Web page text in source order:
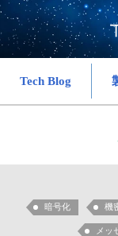
Tech Blog
暗号化 機
メッ